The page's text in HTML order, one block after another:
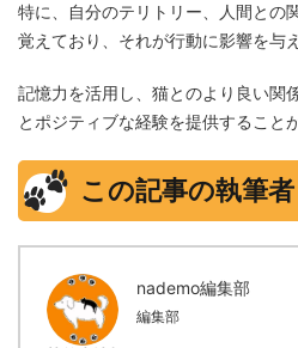
特に、自分のテリトリー、人間との
覚えており、それが行動に影響を与
記憶力を活用し、猫とのより良い関
とポジティブな経験を提供すること
この記事の執筆者
nademo編集部
編集部